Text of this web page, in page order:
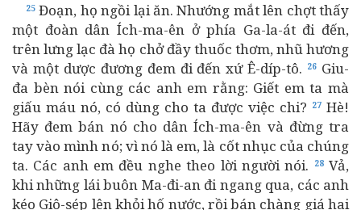
25 Đoạn, họ ngồi lại ăn. Nhướng mắt lên chợt thấy
một đoàn dân Ích-ma-ên ở phía Ga-la-át đi đến,
trên lưng lạc đà họ chở đầy thuốc thơm, nhũ hương
và một dược đương đem đi đến xứ Ê-díp-tô. 26 Giu-
đa bèn nói cùng các anh em rằng: Giết em ta mà
giấu máu nó, có dùng cho ta được việc chi? 27 Hè!
Hãy đem bán nó cho dân Ích-ma-ên và đừng tra
tay vào mình nó; vì nó là em, là cốt nhục của chúng
ta. Các anh em đều nghe theo lời người nói.
28Vả,
khi những lái buôn Ma-đi-an đi ngang qua, các anh
kéo Giô-sép lên khỏi hố nước, rồi bán chàng giá hai